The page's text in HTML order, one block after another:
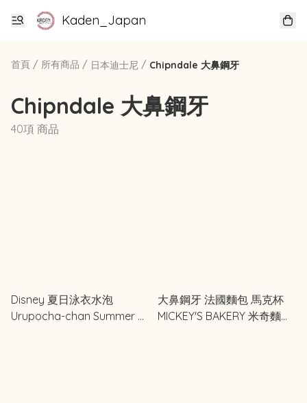
Kaden_Japan
首頁 / 所有商品 / 日本迪士尼 / Chipndale 大鼻鋼牙
Chipndale 大鼻鋼牙
40項 商品
Disney 夏日泳衣水泡
Urupocha-chan Summer う
大鼻鋼牙 法國麵包 馬克杯
MICKEY'S BAKERY 米奇麵包